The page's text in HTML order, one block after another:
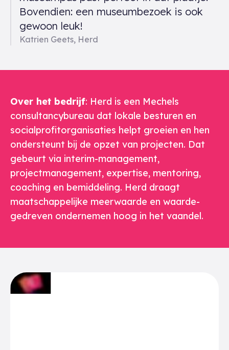
Bovendien: een museumbezoek is ook
gewoon leuk!
Katrien Geets, Herd
Over het bedrijf: Herd is een Mechels
consultancybureau dat lokale besturen en
socialprofitorganisaties helpt groeien en hen
ondersteunt bij de opzet van projecten. Dat
gebeurt via interim-management,
projectmanagement, expertise, mentoring,
coaching en bemiddeling. Herd draagt
maatschappelijke meerwaarde en waarde-
gedreven ondernemen hoog in het vaandel.